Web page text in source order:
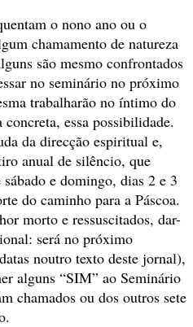
o nono ano ou o
chamamento de natureza
são mesmo confrontados
no seminário no próximo
trabalharão no íntimo do
essa possibilidade.
da direcção espiritual e,
anual de silêncio, que
e domingo, dias 2 e 3
do caminho para a Páscoa.
morto e ressuscitados, dar-
será no próximo
noutro texto deste jornal),
alguns “SIM” ao Seminário
chamados ou dos outros sete